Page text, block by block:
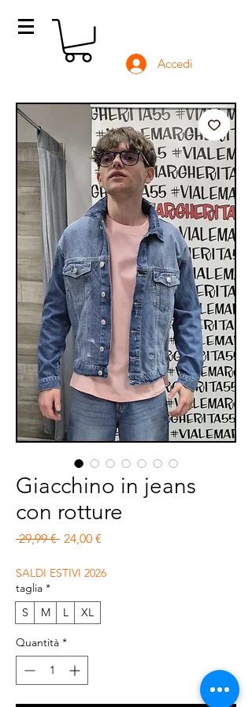
Accedi
Giacchino in jeans
con rotture
29,99 € Prezzo regolare
24,00 €
SALDI ESTIVI 2026
taglia *
S
M L XL
Quantità *